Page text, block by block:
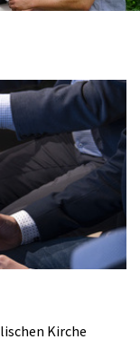
Kirche